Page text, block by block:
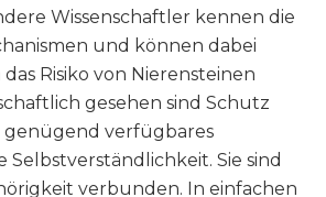
Wissenschaftler kennen die
und können dabei
Risiko von Nierensteinen
gesehen sind Schutz
verfügbares
Selbstverständlichkeit. Sie sind
verbunden. In einfachen